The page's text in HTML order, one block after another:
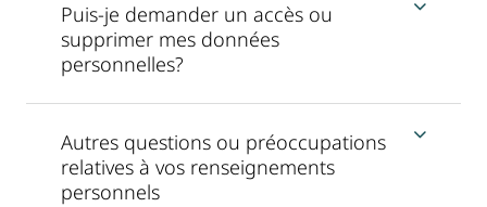
Puis-je demander un accès ou
supprimer mes données
personnelles?
Autres questions ou préoccupations
relatives à vos renseignements
personnels